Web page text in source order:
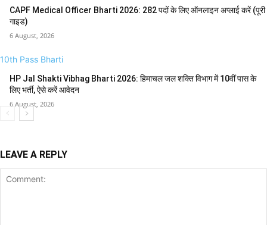
CAPF Medical Officer Bharti 2026: 282 पदों के लिए ऑनलाइन अप्लाई करें (पूरी
गाइड)
6 August, 2026
10th Pass Bharti
HP Jal Shakti Vibhag Bharti 2026: हिमाचल जल शक्ति विभाग में 10वीं पास के
लिए भर्ती, ऐसे करें आवेदन
6 August, 2026
LEAVE A REPLY